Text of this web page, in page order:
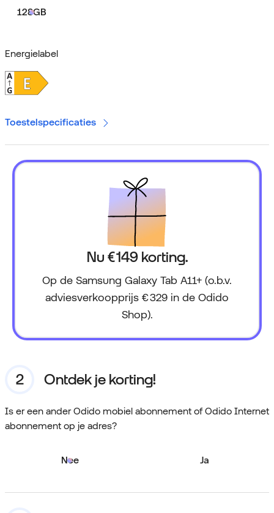
128GB
Energielabel
Toestelspecificaties
Nu € 149 korting.
Op de Samsung Galaxy Tab A11+ (o.b.v.
adviesverkoopprijs € 329 in de Odido
Shop).
Ontdek je korting!
Is er een ander Odido mobiel abonnement of Odido Internet
abonnement op je adres?
Nee Ja